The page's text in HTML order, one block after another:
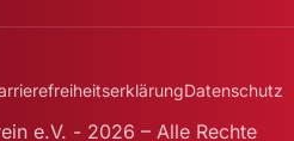
Datenschutz
e.V. - 2026 – Alle Rechte